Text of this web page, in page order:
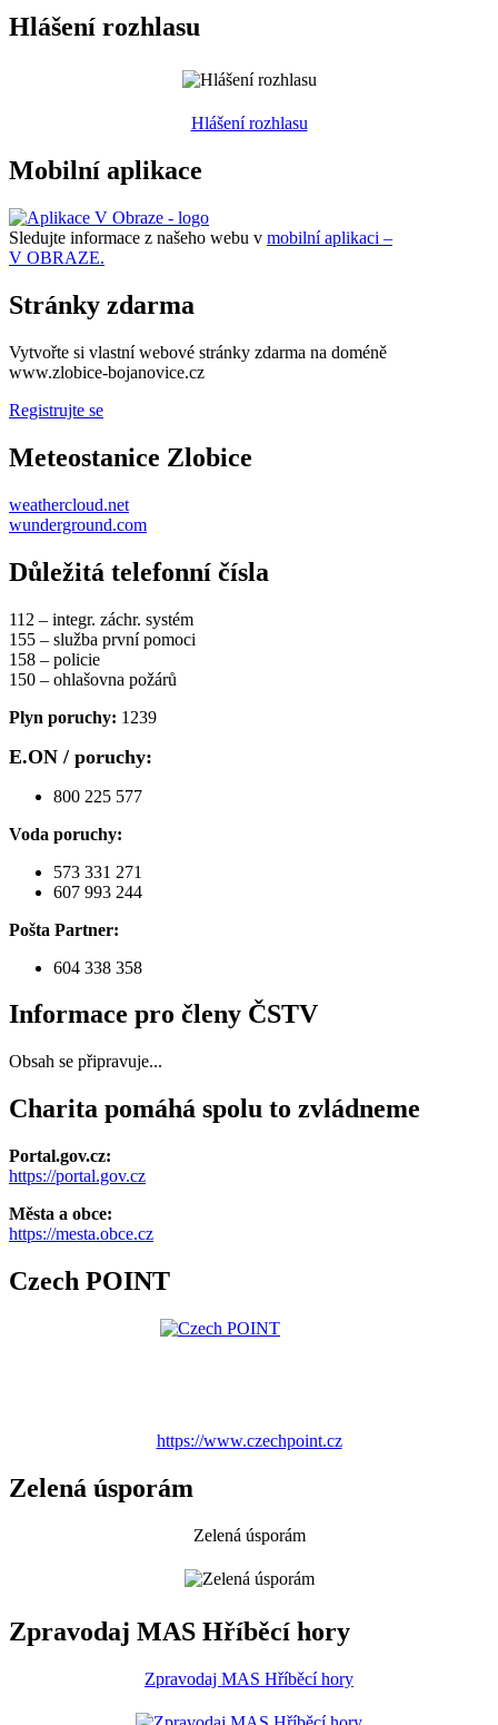
Hlášení rozhlasu
Hlášení rozhlasu
Mobilní aplikace
Sledujte informace z našeho webu v mobilní aplikaci –
V OBRAZE.
Stránky zdarma
Vytvořte si vlastní webové stránky zdarma na doméně
www.zlobice-bojanovice.cz
Registrujte se
Meteostanice Zlobice
weathercloud.net
wunderground.com
Důležitá telefonní čísla
112 – integr. záchr. systém
155 – služba první pomoci
158 – policie
150 – ohlašovna požárů
Plyn poruchy: 1239
E.ON / poruchy:
800 225 577
Voda poruchy:
573 331 271
607 993 244
Pošta Partner:
604 338 358
Informace pro členy ČSTV
Obsah se připravuje...
Charita pomáhá spolu to zvládneme
Portal.gov.cz:
https://portal.gov.cz
Města a obce:
https://mesta.obce.cz
Czech POINT
https://www.czechpoint.cz
Zelená úsporám
Zelená úsporám
Zpravodaj MAS Hříběcí hory
Zpravodaj MAS Hříběcí hory